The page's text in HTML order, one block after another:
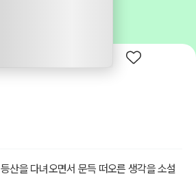
산을 다녀오면서 문득 떠오른 생각을 소설